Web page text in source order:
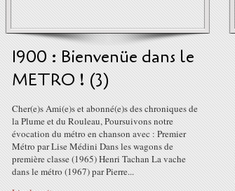
1900 : Bienvenüe dans le
METRO ! (3)
Cher(e)s Ami(e)s et abonné(e)s des chroniques de
la Plume et du Rouleau, Poursuivons notre
évocation du métro en chanson avec : Premier
Métro par Lise Médini Dans les wagons de
première classe (1965) Henri Tachan La vache
dans le métro (1967) par Pierre...